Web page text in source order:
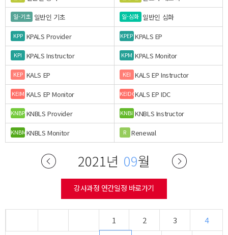
일-기초 일반인 기초 일-심화 일반인 심화
KPP KPALS Provider KPEP KPALS EP
KPI KPALS Instructor KPM KPALS Monitor
KEP KALS EP KEI KALS EP Instructor
KEIM KALS EP Monitor KEIDCKALS EP IDC
KNBPKNBLS Provider KNBI KNBLS Instructor
KNBMKNBLS Monitor R Renewal
2021년 09월
강사과정 연간일정 바로가기
1 2 3
4